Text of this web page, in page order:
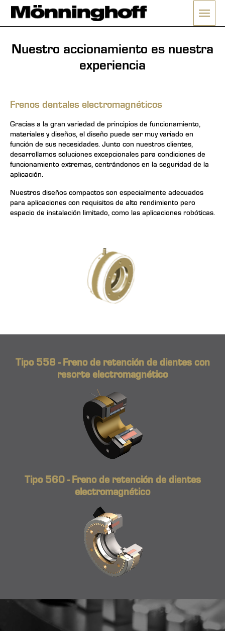
Nuestro accionamiento es nuestra
experiencia
Frenos dentales electromagnéticos
Gracias a la gran variedad de principios de funcionamiento,
materiales y diseños, el diseño puede ser muy variado en
función de sus necesidades. Junto con nuestros clientes,
desarrollamos soluciones excepcionales para condiciones de
funcionamiento extremas, centrándonos en la seguridad de la
aplicación.
Nuestros diseños compactos son especialmente adecuados
para aplicaciones con requisitos de alto rendimiento pero
espacio de instalación limitado, como las aplicaciones robóticas.
Tipo 558 - Freno de retención de dientes con
resorte electromagnético
Tipo 560 - Freno de retención de dientes
electromagnético